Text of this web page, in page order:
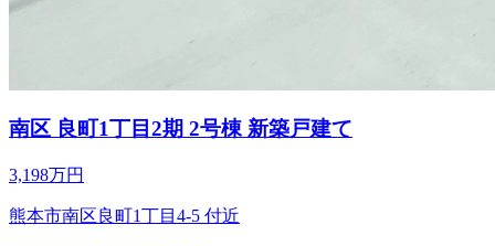
南区 良町1丁目2期 2号棟 新築戸建て
3,198万円
熊本市南区良町1丁目4-5 付近